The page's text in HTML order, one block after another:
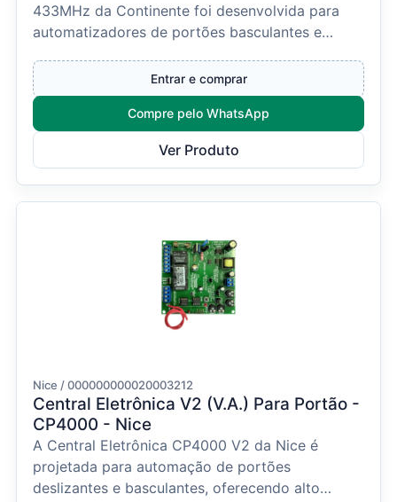
433MHz da Continente foi desenvolvida para
automatizadores de portões basculantes e
Entrar e comprar
Compre pelo WhatsApp
Ver Produto
Nice / 000000000020003212
Central Eletrônica V2 (V.A.) Para Portão -
CP4000 - Nice
A Central Eletrônica CP4000 V2 da Nice é
projetada para automação de portões
deslizantes e basculantes, oferecendo alto